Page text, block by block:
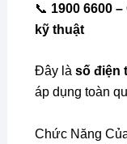
📞 1900 6600
kỹ thuật
Đây là số điện
áp dụng toàn
Chức Năng